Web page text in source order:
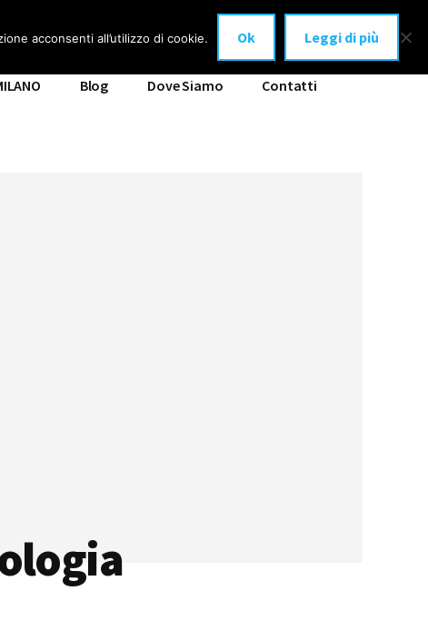
Blog Dove Siamo Contatti
acconsenti all’utilizzo di cookie. Ok Leggi di più